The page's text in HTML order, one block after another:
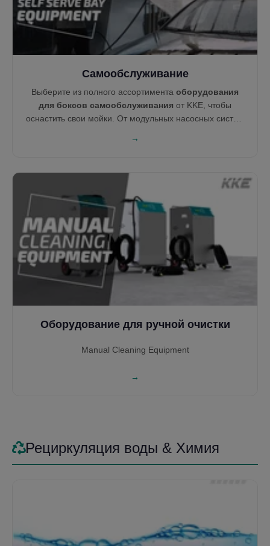
Самообслуживание
Выберите из полного ассортимента оборудования
для боксов самообслуживания от KKE, чтобы
оснастить свои мойки. От модульных насосных систем
→
Оборудование для ручной очистки
Manual Cleaning Equipment
→
Рециркуляция воды & Химия